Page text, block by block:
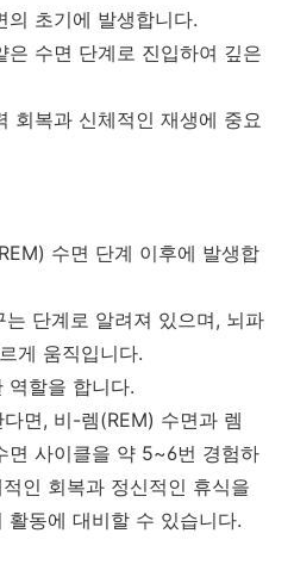
의 초기에 발생합니다.
은 수면 단계로 진입하여 깊은
회복과 신체적인 재생에 중요
수면 단계 이후에 발생합
단계로 알려져 있으며, 뇌파
게 움직입니다.
역할을 합니다.
면, 비-렘(REM) 수면과 렘
면 사이클을 약 5~6번 경험하
인 회복과 정신적인 휴식을
동에 대비할 수 있습니다.